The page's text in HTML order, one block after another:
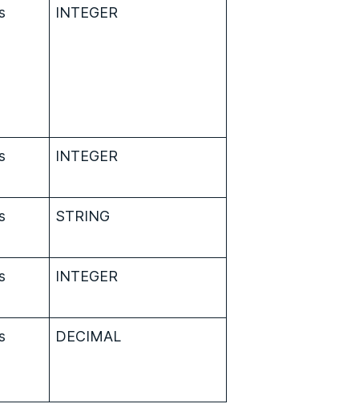
INTEGER
INTEGER
STRING
INTEGER
DECIMAL